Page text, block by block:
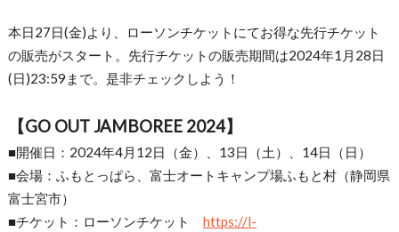
本日27日(金)より、ローソンチケットにてお得な先行チケット
の販売がスタート。先行チケットの販売期間は2024年1月28日
(日)23:59まで。是非チェックしよう！
【GO OUT JAMBOREE 2024】
■開催日：2024年4月12日（金）、13日（土）、14日（日）
■会場：ふもとっぱら、富士オートキャンプ場ふもと村（静岡県
富士宮市）
■チケット：ローソンチケット https://l-